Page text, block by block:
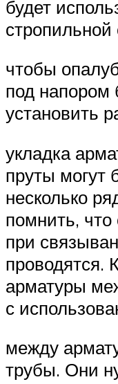
будет
чтобы
под напором
установить
укладка
пруты могут
несколько
помнить,
при
проводятся.
арматуры
с
между
трубы. Они